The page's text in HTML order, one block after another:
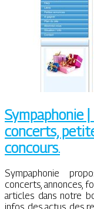
Sympaphonie
concerts,
concours.
Sympaphonie
concerts, annonces,
articles dans notre